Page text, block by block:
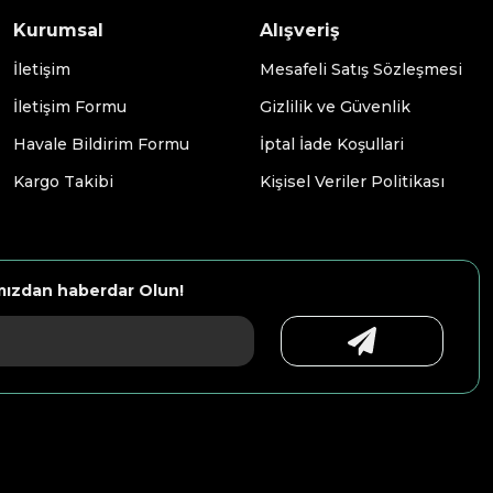
Kurumsal
İletişim
İletişim Formu
Havale Bildirim Formu
Kargo Takibi
Alışveriş
Mesafeli Satış Sözleşmesi
Gizlilik ve Güvenlik
İptal İade Koşullari
Kişisel Veriler Politikası
haberdar Olun!